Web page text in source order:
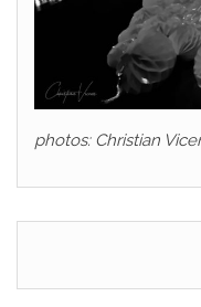
photos: Christian